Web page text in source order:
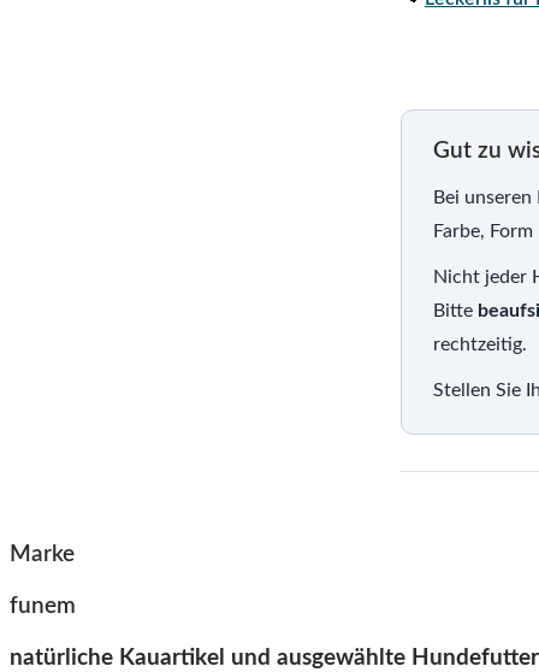
Gut zu
Bei
Farbe,
Nicht jeder
Bitte
rechtzeitig.
Stellen Sie
Marke
funem
natürliche Kauartikel und ausgewählte